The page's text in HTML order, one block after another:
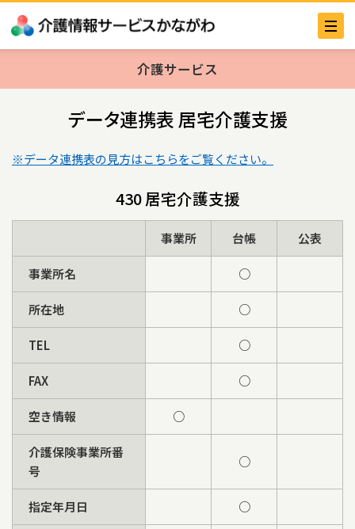
介護サービス
データ連携表 居宅介護支援
※データ連携表の見方はこちらをご覧ください。
430 居宅介護支援
事業所 台帳 公表
事業所名 ○
所在地 ○
TEL ○
FAX ○
空き情報 ○
介護保険事業所番
号
○
指定年月日 ○